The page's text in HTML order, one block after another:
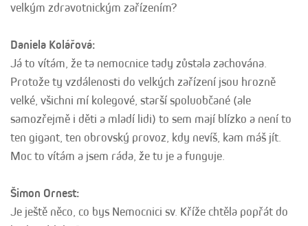
velkým zdravotnickým zařízením?
Daniela Kolářová:
Já to vítám, že ta nemocnice tady zůstala zachována.
Protože ty vzdálenosti do velkých zařízení jsou hrozně
velké, všichni mí kolegové, starší spoluobčané (ale
samozřejmě i děti a mladí lidi) to sem mají blízko a není to
ten gigant, ten obrovský provoz, kdy nevíš, kam máš jít.
Moc to vítám a jsem ráda, že tu je a funguje.
Šimon Ornest:
Je ještě něco, co bys Nemocnici sv. Kříže chtěla popřát do